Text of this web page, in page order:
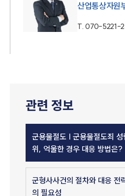
산업통상자원
T.070-5221-
관련 정보
군용물절도 | 군용물절도죄
위, 억울한 경우 대응 방법은?
군형사사건의 절차와 대응 전
의 필요성